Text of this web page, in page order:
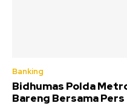
Banking
Bidhumas Polda
Bareng Bersama Pers